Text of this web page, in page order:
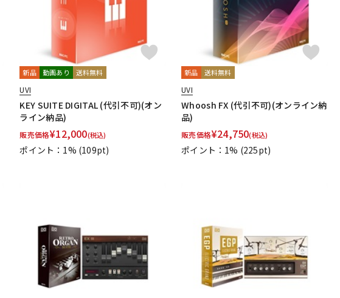
新品 動画あり 送料無料
UVI
KEY SUITE DIGITAL (代引不可)(オン
ライン納品)
販売価格¥12,000(税込)
ポイント：1% (109pt)
新品 送料無料
UVI
Whoosh FX (代引不可)(オンライン納
品)
販売価格¥24,750(税込)
ポイント：1% (225pt)